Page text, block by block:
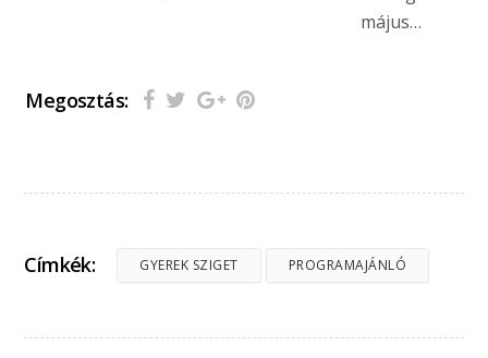
május…
Megosztás:
Címkék: GYEREK SZIGET PROGRAMAJÁNLÓ